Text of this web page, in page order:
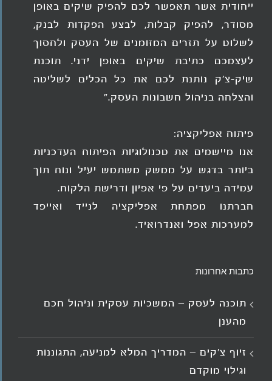
ייחודית אשר תאפשר לכם להפיק שיקים באופן
מסודר, להפיק קבלות, לבצע הפקדות לבנק,
לשלוט על תזרים המזומנים של העסק ולחסוך
לעצמכם כתיבת שיקים באופן ידני. תוכנת
שיק-צ'ק נותנת לכם את כל הכלים לשליטה
והצלחה בניהול חשבונות העסק."
פיתוח אפליקציה:
אנו מיישמים את טכנולוגיות הפיתוח העדכניות
ביותר בדגש על ממשק משתמש יעיל ונוח תוך
עמידה ביעדים על פי אפיון ודרישת הלקוח.
חברתנו מפתחת אפליקציה לנייד ואייפד
למערכות אפל ואנדרואיד.
כתבות אחרונות
תוכנה לעסק – המשכיות עסקית וניהול חכם
מהענן
זיוף צ'קים – המדריך המלא למניעה, התגוננות
וגילוי מוקדם